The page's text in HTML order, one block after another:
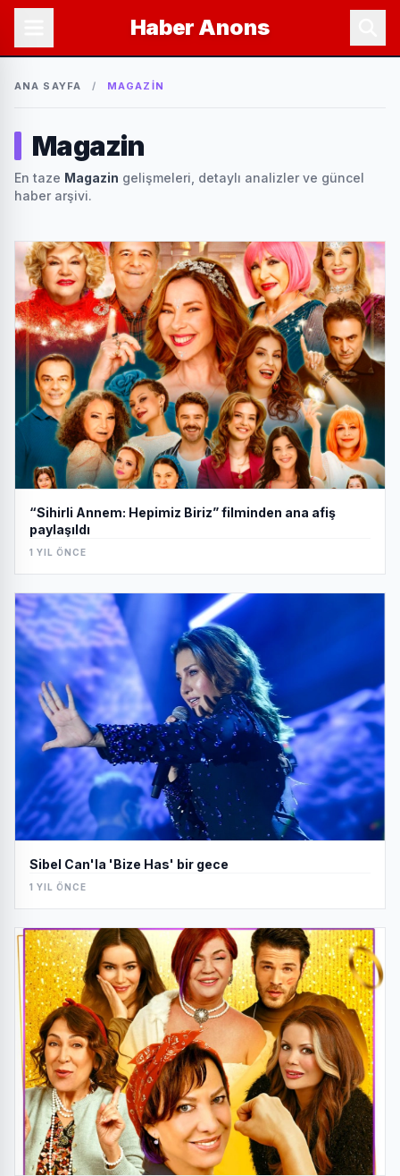
Haber Anons
ANA SAYFA / MAGAZIN
Magazin
En taze Magazin gelişmeleri, detaylı analizler ve güncel
haber arşivi.
“Sihirli Annem: Hepimiz Biriz” filminden ana afiş
paylaşıldı
1 YIL ÖNCE
Sibel Can'la 'Bize Has' bir gece
1 YIL ÖNCE